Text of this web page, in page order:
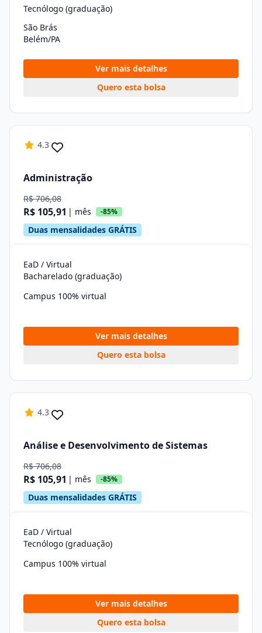
Tecnólogo (graduação)
São Brás
Belém/PA
Ver mais detalhes
Quero esta bolsa
4.3
Administração
R$ 706,08
R$ 105,91 | mês -85%
Duas mensalidades GRÁTIS
EaD / Virtual
Bacharelado (graduação)
Campus 100% virtual
Ver mais detalhes
Quero esta bolsa
4.3
Análise e Desenvolvimento de Sistemas
R$ 706,08
R$ 105,91 | mês -85%
Duas mensalidades GRÁTIS
EaD / Virtual
Tecnólogo (graduação)
Campus 100% virtual
Ver mais detalhes
Quero esta bolsa